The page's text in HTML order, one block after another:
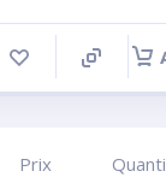
Prix